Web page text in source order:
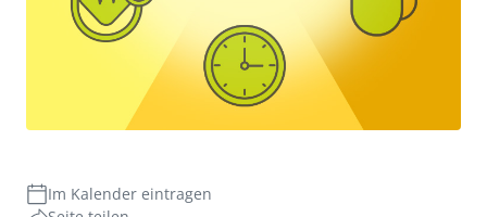
Verwaltungsrecht
Im Kalender eintragen